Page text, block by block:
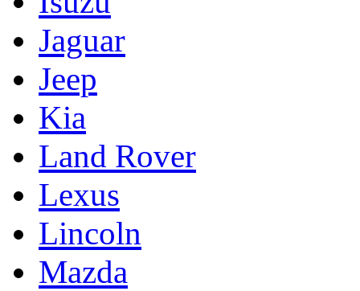
Jaguar
Jeep
Kia
Land Rover
Lexus
Lincoln
Mazda